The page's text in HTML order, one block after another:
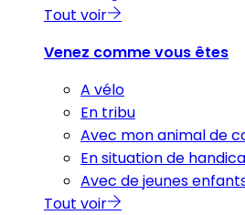
Tout voir
Venez comme vous êtes
A vélo
En tribu
Avec mon animal de
En situation de
Avec de jeunes
Tout voir